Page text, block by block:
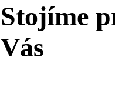
Stojíme
Vás